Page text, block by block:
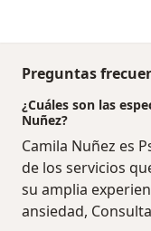
Preguntas
¿Cuáles son las
Nuñez?
Camila Nuñez es
de los servicios
su amplia
ansiedad,